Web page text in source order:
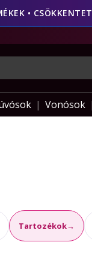
• AKÁR 49%
Vonósok
Tartozékok→